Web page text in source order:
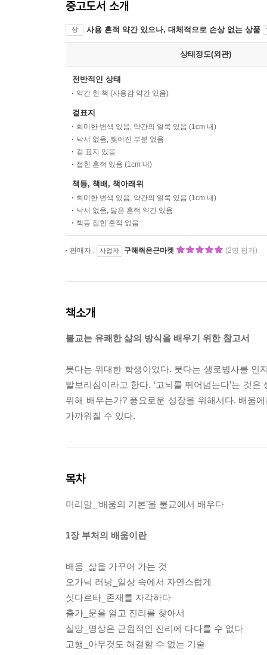
중고도서 소개
상 사용 흔적 약간 있으나, 대체적으로 손상 없는 상품
상태정도(외관)
전반적인 상태
약간 헌 책 (사용감 약간 있음)
겉표지
희미한 변색 있음, 약간의 얼룩 있음 (1cm 내)
낙서 없음, 찢어진 부분 없음
겉 표지 있음
접힌 흔적 있음 (1cm 내)
책등, 책배, 책아래위
희미한 변색 있음, 약간의 얼룩 있음 (1cm 내)
낙서 없음, 닳은 흔적 약간 있음
책등 접힌 흔적 없음
판매자 : 사업자 구해줘은근마켓 (2명 평가)
책소개
불교는 유쾌한 삶의 방식을 배우기 위한 참고서
붓다는 위대한 학생이었다. 붓다는 생로병사를 인
발보리심이라고 한다. ‘고뇌를 뛰어넘는다’는 것
위해 배우는가? 풍요로운 성장을 위해서다. 배움
가까워질 수 있다.
목차
머리말_‘배움의 기본’을 불교에서 배우다
1장 부처의 배움이란
배움_삶을 가꾸어 가는 것
오가닉 러닝_일상 속에서 자연스럽게
싯다르타_존재를 자각하다
출가_문을 열고 진리를 찾아서
실망_명상은 근원적인 진리에 다다를 수 없다
고행_아무것도 해결할 수 없는 기술